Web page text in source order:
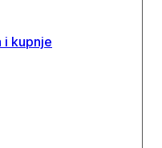
i kupnje